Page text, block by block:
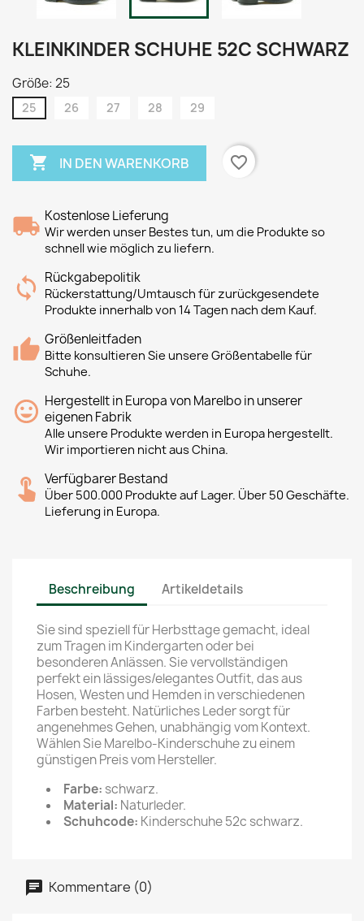
KLEINKINDER SCHUHE 52C SCHWARZ
Größe: 25
25 26 27 28 29
 IN DEN WARENKORB favorite_border
Kostenlose Lieferung
Wir werden unser Bestes tun, um die Produkte so
schnell wie möglich zu liefern.
Rückgabepolitik
Rückerstattung/Umtausch für zurückgesendete
Produkte innerhalb von 14 Tagen nach dem Kauf.
Größenleitfaden
Bitte konsultieren Sie unsere Größentabelle für
Schuhe.
Hergestellt in Europa von Marelbo in unserer
eigenen Fabrik
Alle unsere Produkte werden in Europa hergestellt.
Wir importieren nicht aus China.
Verfügbarer Bestand
Über 500.000 Produkte auf Lager. Über 50 Geschäfte.
Lieferung in Europa.
Beschreibung Artikeldetails
Sie sind speziell für Herbsttage gemacht, ideal
zum Tragen im Kindergarten oder bei
besonderen Anlässen. Sie vervollständigen
perfekt ein lässiges/elegantes Outfit, das aus
Hosen, Westen und Hemden in verschiedenen
Farben besteht. Natürliches Leder sorgt für
angenehmes Gehen, unabhängig vom Kontext.
Wählen Sie Marelbo-Kinderschuhe zu einem
günstigen Preis vom Hersteller.
Farbe: schwarz.
Material: Naturleder.
Schuhcode: Kinderschuhe 52c schwarz.
Kommentare (0)